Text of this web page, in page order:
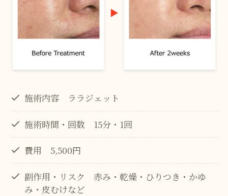
施術内容 ララジェット
施術時間・回数 15分・1回
費用 5,500円
副作用・リスク 赤み・乾燥・ひりつき・かゆ
み・皮むけなど